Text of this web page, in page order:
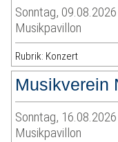
Sonntag,
Musikpavillon
Rubrik: Konzert
Musikverein
Sonntag,
Musikpavillon